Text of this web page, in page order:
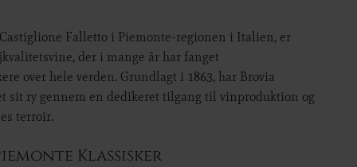
Falletto i Piemonte-regionen i Italien, er
der i mange år har fanget
over hele verden. Grundlagt i 1863, har Brovia
sit ry gennem en dedikeret tilgang til vinproduktion og
terroir.
Klassisker